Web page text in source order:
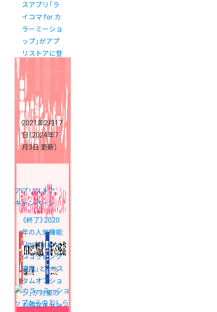
スアプリ「ラ
イコマ for カ
ラーミーショ
ップ」がアプ
リストアに登
2021年2月17
日（2024年7
月3日 更新）
アプリストア
キャンペーン
《終了》2020
年の人気機能
「Instagram
ショッピング
連携」と「カス
タムオプショ
ン」が対象の
お得なキャン